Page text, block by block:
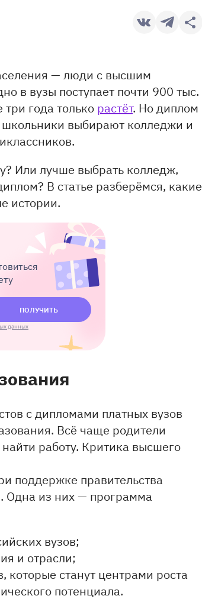
— люди с высшим
в вузы поступает почти 900 тыс.
три года только растёт. Но диплом
выбирают колледжи и
Или лучше выбрать колледж,
В статье разберёмся, какие
истории.
ПОЛУЧИТЬ
данных
с дипломами платных вузов
Всё чаще родители
работу. Критика высшего
поддержке правительства
Одна из них — программа
вузов;
и отрасли;
которые станут центрами роста
потенциала.